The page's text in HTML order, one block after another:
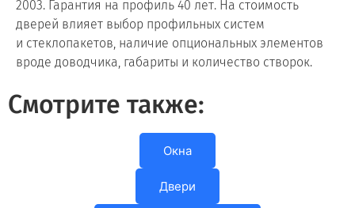
2003. Гарантия на профиль 40 лет. На стоимость
дверей влияет выбор профильных систем
и стеклопакетов, наличие опциональных элементов
вроде доводчика, габариты и количество створок.
Смотрите также:
Окна
Двери